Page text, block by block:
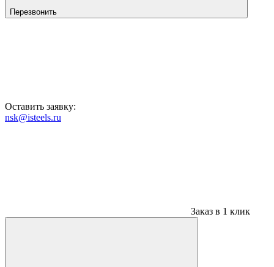
Перезвонить
Оставить заявку:
nsk@isteels.ru
Заказ в 1 клик